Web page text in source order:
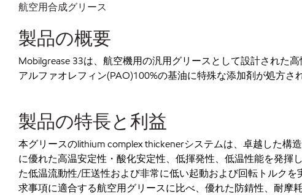
航空用合成グリース
製品の概要
Mobilgrease 33は、航空機用の汎用グリースとして設計された
アルファオレフィン(PAO)100%の基油に特殊な添加剤が処方
製品の特長と利益
本グリースのlithium complex thickenerシステムは、卓越した構
に優れた高温安定性・酸化安定性、低揮発性、低温性能を発
た低温流動性/圧送性および非常に低い起動および回転トルク
求事項に適合する航空用グリースに比べ、優れた防錆性、耐摩